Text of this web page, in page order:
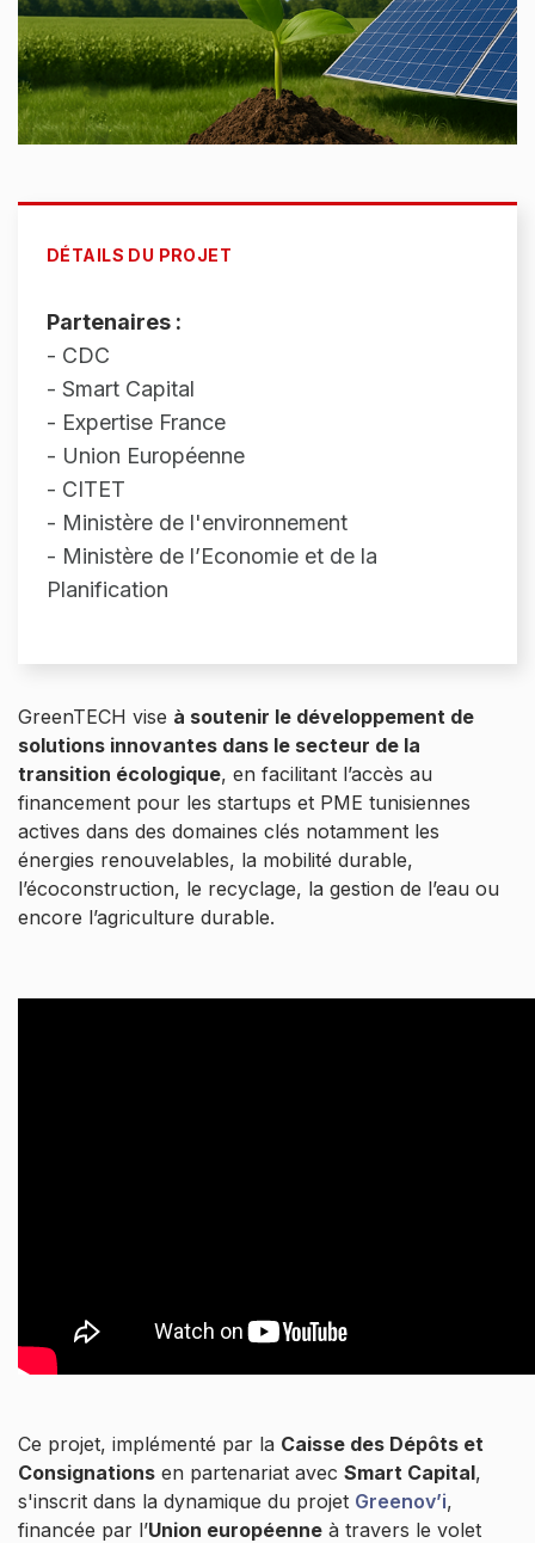
DÉTAILS DU PROJET
Partenaires :
- CDC
- Smart Capital
- Expertise France
- Union Européenne
- CITET
- Ministère de l'environnement
- Ministère de l’Economie et de la
Planification
GreenTECH vise à soutenir le développement de
solutions innovantes dans le secteur de la
transition écologique, en facilitant l’accès au
financement pour les startups et PME tunisiennes
actives dans des domaines clés notamment les
énergies renouvelables, la mobilité durable,
l’écoconstruction, le recyclage, la gestion de l’eau ou
encore l’agriculture durable.
Ce projet, implémenté par la Caisse des Dépôts et
Consignations en partenariat avec Smart Capital,
s'inscrit dans la dynamique du projet Greenov’i,
financée par l’Union européenne à travers le volet